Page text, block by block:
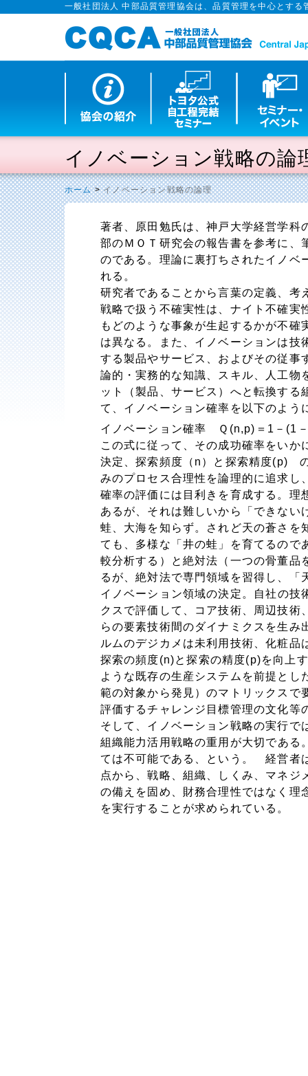
一般社団法人 中部品質管理協会は、品質管理を中心とす
イノベーション戦略の論
ホーム>イノベーション戦略の論理
著者、原田勉氏は、神戸大学経営学科
部のＭＯＴ研究会の報告書を参考に、
のである。理論に裏打ちされたイノベ
れる。
研究者であることから言葉の定義、考
戦略で扱う不確実性は、ナイト不確実
もどのような事象が生起するかが不
は異なる。また、イノベーションは
する製品やサービス、およびその従事
論的・実務的な知識、スキル、人工物
ット（製品、サービス）へと転換す
て、イノベーション確率を以下のよう
イノベーション確率 Ｑ(n,p)＝1－(1
この式に従って、その成功確率をい
決定、探索頻度（n）と探索精度(p)
みのプロセス合理性を論理的に追求し
確率の評価には目利きを育成する。 理
あるが、それは難しいから「できな
蛙、大海を知らず。されど天の蒼さを
ても、多様な「井の蛙」を育てるので
較分析する）と絶対法（一つの骨董品
るが、絶対法で専門領域を習得し、「
イノベーション領域の決定。
自社の技
クスで評価して、コア技術、周辺技
らの要素技術間のダイナミクスを生
ルムのデジカメは未利用技術、化粧品
探索の頻度(n)と探索の精度(p)を向上
ような既存の生産システムを前提と
範の対象から発見）のマトリックスで
評価するチャレンジ目標管理の文化等
そして、イノベーション戦略の実行で
組織能力活用戦略の重用 が大切である
ては不可能である、という。 経営者
点から、戦略、組織、しくみ、マネ
の備えを固め、財務合理性ではなく 理
を実行する ことが求められている